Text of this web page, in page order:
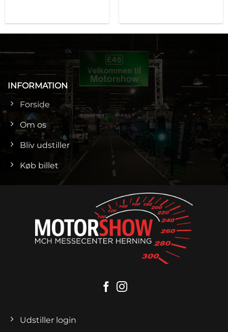
INFORMATION
Forside
Om os
Bliv udstiller
Køb billet
Udstiller login